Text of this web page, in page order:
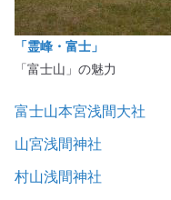
「霊峰・富士」
「富士山」の魅力
富士山本宮浅間大社
山宮浅間神社
村山浅間神社